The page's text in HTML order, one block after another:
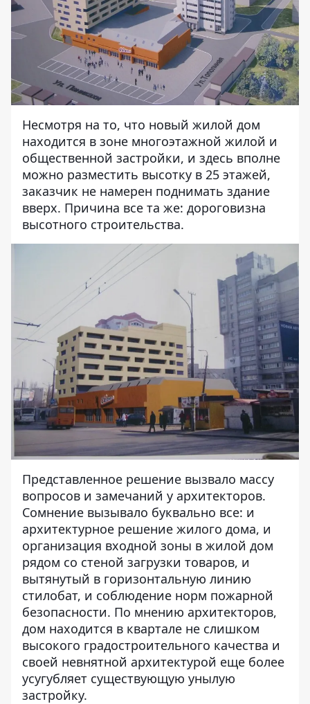
Несмотря на то, что новый жилой дом
находится в зоне многоэтажной жилой и
общественной застройки, и здесь вполне
можно разместить высотку в 25 этажей,
заказчик не намерен поднимать здание
вверх. Причина все та же: дороговизна
высотного строительства.
Представленное решение вызвало массу
вопросов и замечаний у архитекторов.
Сомнение вызывало буквально все: и
архитектурное решение жилого дома, и
организация входной зоны в жилой дом
рядом со стеной загрузки товаров, и
вытянутый в горизонтальную линию
стилобат, и соблюдение норм пожарной
безопасности. По мнению архитекторов,
дом находится в квартале не слишком
высокого градостроительного качества и
своей невнятной архитектурой еще более
усугубляет существующую унылую
застройку.